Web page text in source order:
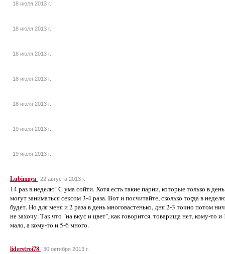
18 июля 2013 г.
18 июля 2013 г.
18 июля 2013 г.
18 июля 2013 г.
18 июля 2013 г.
19 июля 2013 г.
19 июля 2013 г.
Lubimaya 22 августа 2013 г.
14 раз в неделю! С ума сойти. Хотя есть такие парни, которые только в день
могут заниматься сексом 3-4 раза. Вот и посчитайте, сколько тогда в
будет. Но для меня и 2 раза в день многовастенько, дня 2-3 точно потом
не захочу. Так что "на вкус и цвет", как говорится. товарища нет, кому-то и
мало, а кому-то и 5-6 много.
liderstroi78 30 октября 2013 г.